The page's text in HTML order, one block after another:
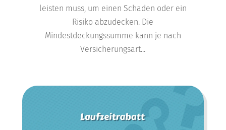
leisten muss, um einen Schaden oder ein
Risiko abzudecken. Die
Mindestdeckungssumme kann je nach
Versicherungsart...